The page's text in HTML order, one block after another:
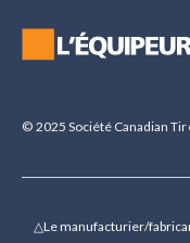
© 2025 Société Canadian
△Le manufacturier/